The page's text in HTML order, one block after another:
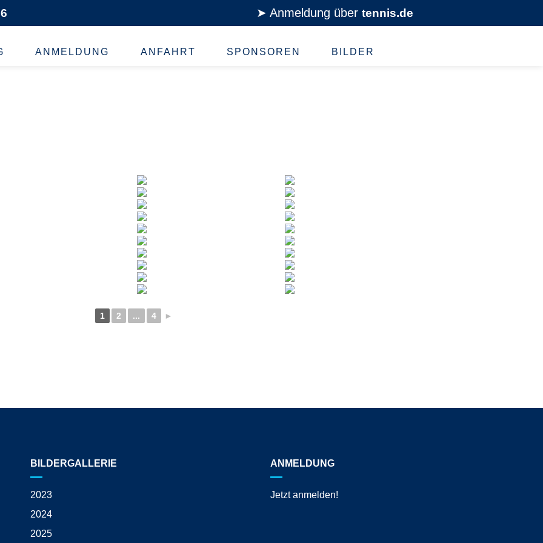
➤ Anmeldung über tennis.de
ANMELDUNG ANFAHRT SPONSOREN BILDER
1 2 ... 4 ►
BILDERGALLERIE
2023
2024
2025
ANMELDUNG
Jetzt anmelden!